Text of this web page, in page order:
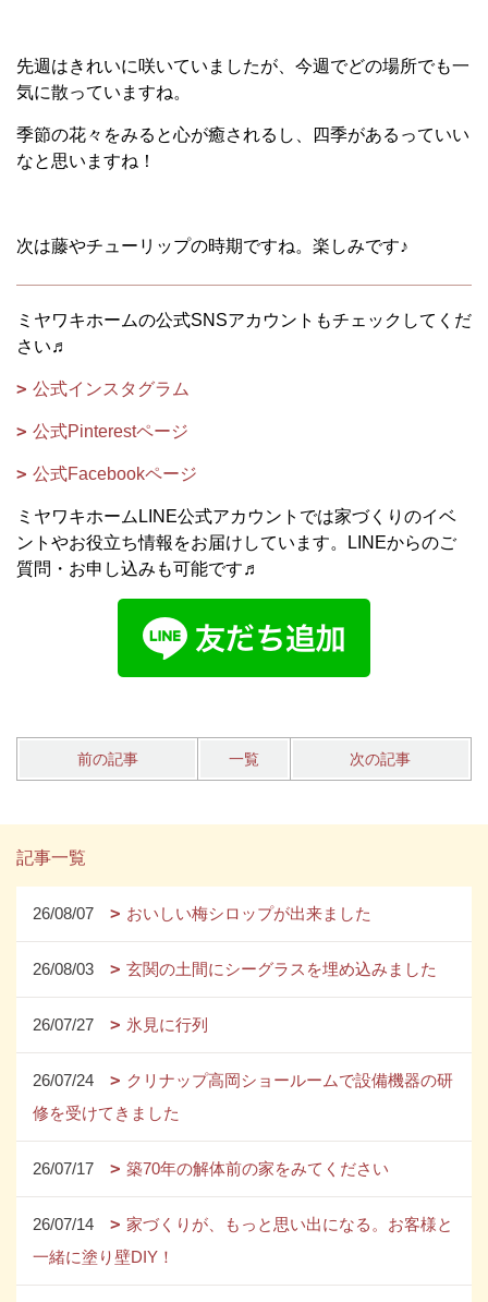
先週はきれいに咲いていましたが、今週でどの場所でも一
気に散っていますね。
季節の花々をみると心が癒されるし、四季があるっていい
なと思いますね！
次は藤やチューリップの時期ですね。楽しみです♪
ミヤワキホームの公式SNSアカウントもチェックしてくだ
さい♬
公式インスタグラム
公式Pinterestページ
公式Facebookページ
ミヤワキホームLINE公式アカウントでは家づくりのイベ
ントやお役立ち情報をお届けしています。LINEからのご
質問・お申し込みも可能です♬
前の記事 一覧 次の記事
記事一覧
26/08/07 おいしい梅シロップが出来ました
26/08/03 玄関の土間にシーグラスを埋め込みました
26/07/27 氷見に行列
26/07/24
クリナップ高岡ショールームで設備機器の研
修を受けてきました
26/07/17 築70年の解体前の家をみてください
26/07/14
家づくりが、もっと思い出になる。お客様と
一緒に塗り壁DIY！